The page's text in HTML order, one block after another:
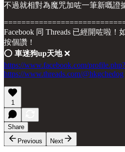
不過就相對為魔咒加咗一筆新嘅證
Facebook 同 Threads 已經開咗啦
按個讚！
⭕️ 車迷狗up天地❌
https://www.facebook.com/
https://www.threads.com/@hkgchedog
1
Share
Previous
Next